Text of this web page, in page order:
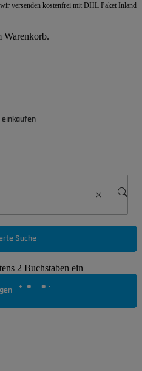
versenden kostenfrei mit DHL Paket Inland
Warenkorb.
Suche
2 Buchstaben ein